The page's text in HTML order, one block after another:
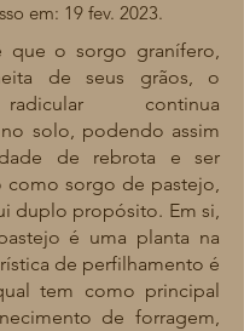
em: 19 fev. 2023.
que o sorgo granífero,
de seus grãos, o
continua
solo, podendo assim
de rebrota e ser
como sorgo de pastejo,
duplo propósito. Em si,
é uma planta na
de perfilhamento é
tem como principal
de forragem,